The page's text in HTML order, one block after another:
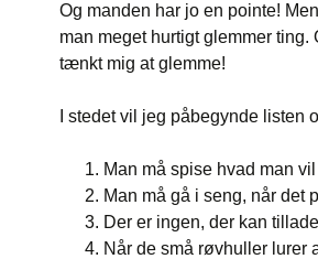
Og manden har jo en pointe!
man meget hurtigt glemmer
tænkt mig at glemme!
I stedet vil jeg påbegynde
Man må spise hvad man vil
Man må gå i seng, når
Der er ingen, der kan
Når de små røvhuller lurer